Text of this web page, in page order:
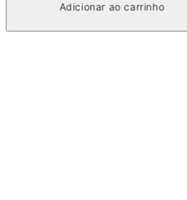
Adicionar ao carrinho